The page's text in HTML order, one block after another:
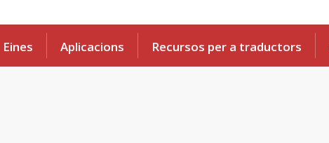
Eines Aplicacions Recursos per a traductors